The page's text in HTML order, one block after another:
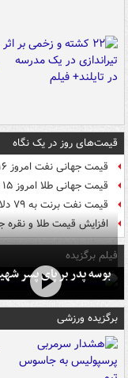
قیمت‌های روز در یک نگاه
قیمت جهانی نفت امروز ۱۶ مرداد
قیمت جهانی طلا امروز ۱۵ مرداد
قیمت نفت برنت به ۷۹ دلار رسید
افزایش قیمت طلا و نقره
فیلم برگزیده
بوسه‌ پدر بر پای پسر
برگزیده ورزشی